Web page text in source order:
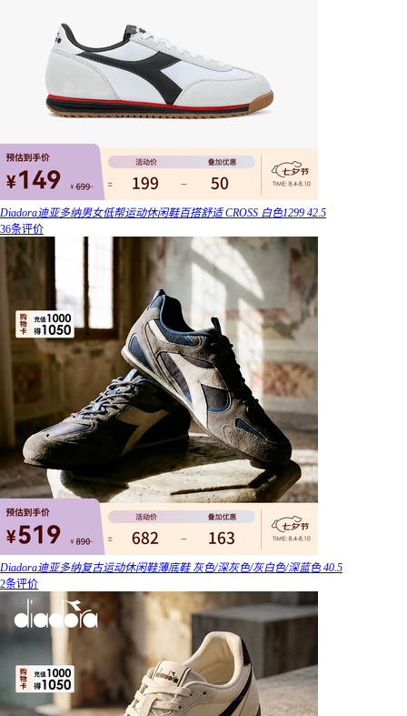
Diadora迪亚多纳男女低帮运动休闲鞋百搭舒适 CROSS 白色1299 42.5
36条评价
Diadora迪亚多纳复古运动休闲鞋薄底鞋 灰色/深灰色/灰白色/深蓝色 40.5
2条评价